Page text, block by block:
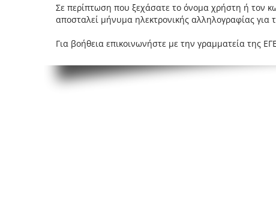
Σε περίπτωση που ξεχάσατε το όνομα χρήστη ή τον
αποσταλεί μήνυμα ηλεκτρονικής αλληλογραφίας για
Για βοήθεια επικοινωνήστε με την γραμματεία της